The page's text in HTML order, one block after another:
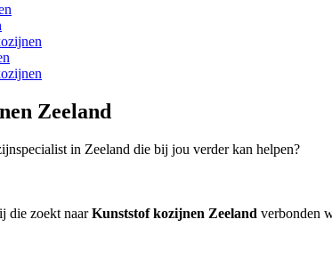
Zeeland
in Zeeland die bij jou verder kan helpen?
die zoekt naarKunststof kozijnen Zeeland verbonden